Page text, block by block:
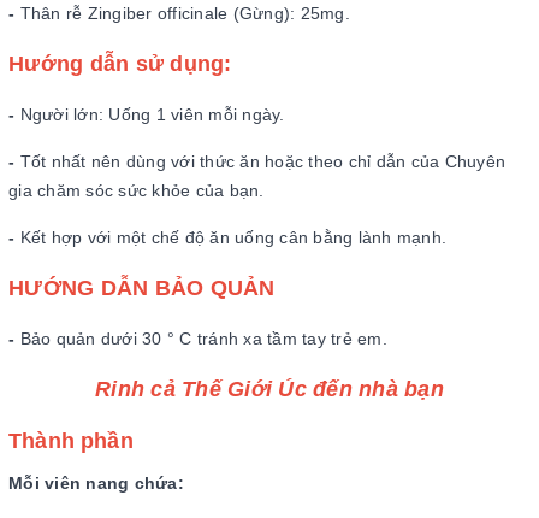
- Thân rễ Zingiber officinale (Gừng): 25mg.
Hướng dẫn sử dụng:
- Người lớn: Uống 1 viên mỗi ngày.
- Tốt nhất nên dùng với thức ăn hoặc theo chỉ dẫn của Chuyên
gia chăm sóc sức khỏe của bạn.
- Kết hợp với một chế độ ăn uống cân bằng lành mạnh.
HƯỚNG DẪN BẢO QUẢN
- Bảo quản dưới 30 ° C tránh xa tầm tay trẻ em.
Rinh cả Thế Giới Úc đến nhà bạn
Thành phần
Mỗi viên nang chứa: